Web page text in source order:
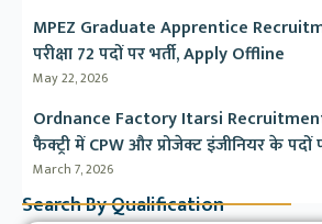
MPEZ Graduate Apprentice
परीक्षा 72 पदों पर भर्ती, Apply Offline
May 22, 2026
Ordnance Factory Itarsi
फैक्ट्री में CPW और प्रोजेक्ट इंजीनियर के पदों
March 7, 2026
Search By Qualification